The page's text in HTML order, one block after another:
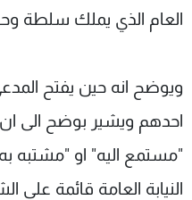
العام الذي يملك سلطة
ويوضح انه حين يفتح
احدهم ويشير بوضح الى
"مستمع اليه" او "مشتبه
النيابة العامة قائمة على